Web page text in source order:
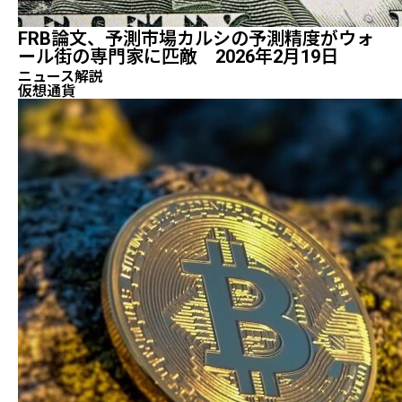
FRB論文、予測市場カルシの予測精度がウォ
ール街の専門家に匹敵 2026年2月19日
ニュース解説
仮想通貨